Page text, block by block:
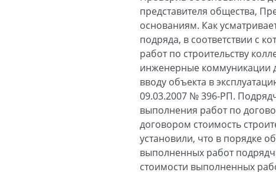
представителя общества,
основаниям. Как
подряда, в соответствии с
работ по строительству
инженерные коммуникации
вводу объекта в
09.03.2007 № 396-РП.
выполнения работ по
договором стоимость
установили, что в порядке
выполненных работ
стоимости выполненных